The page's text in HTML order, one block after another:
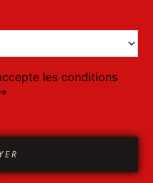
les conditions